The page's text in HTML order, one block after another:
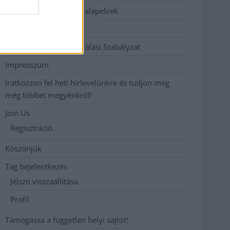
Etikai és függetlenségi alapelvek
Hozzászólási és Moderálási Szabályzat
Impresszum
Iratkozzon fel heti hírlevelünkre és tudjon meg
még többet megyénkről!
Join Us
Regisztráció
Köszönjük
Tag bejelentkezés
Jelszó visszaállítása
Profil
Támogassa a független helyi sajtót!